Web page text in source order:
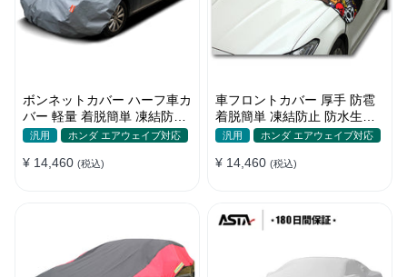
ボンネットカバー ハーフ車カ
バー 軽量 着脱簡単 凍結防止
裏起毛 防水防塵 四季
汎用 ホンダ エアウェイブ対応
¥ 14,460 (税込)
車フロントカバー 厚手 防雹
着脱簡単 凍結防止 防水生地
可愛い 軽量 汚れから守る 四
汎用 ホンダ エアウェイブ対応
¥ 14,460 (税込)